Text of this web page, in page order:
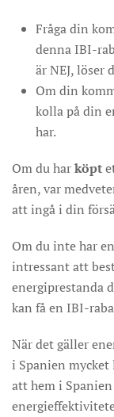
Fråga din
denna IBI-
är NEJ, löser
Om din
kolla på din
har.
Om du harköpt
åren, var
att ingå i din
Om du inte har
intressant att
energiprestanda
kan få en IBI-
När det gäller
i Spanien mycket
att hem i